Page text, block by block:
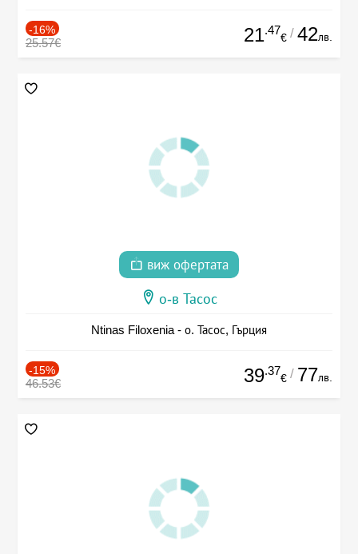
-16%
25.57€ 21.47
€ / 42лв.
виж офертата
о-в Тасос
Ntinas Filoxenia - о. Тасос, Гърция
-15%
46.53€ 39.37
€ / 77лв.